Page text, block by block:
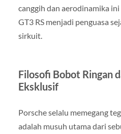
canggih dan aerodinamika
GT3 RS menjadi penguasa
sirkuit.
Filosofi Bobot Ringan
Eksklusif
Porsche selalu memegang
adalah musuh utama dari